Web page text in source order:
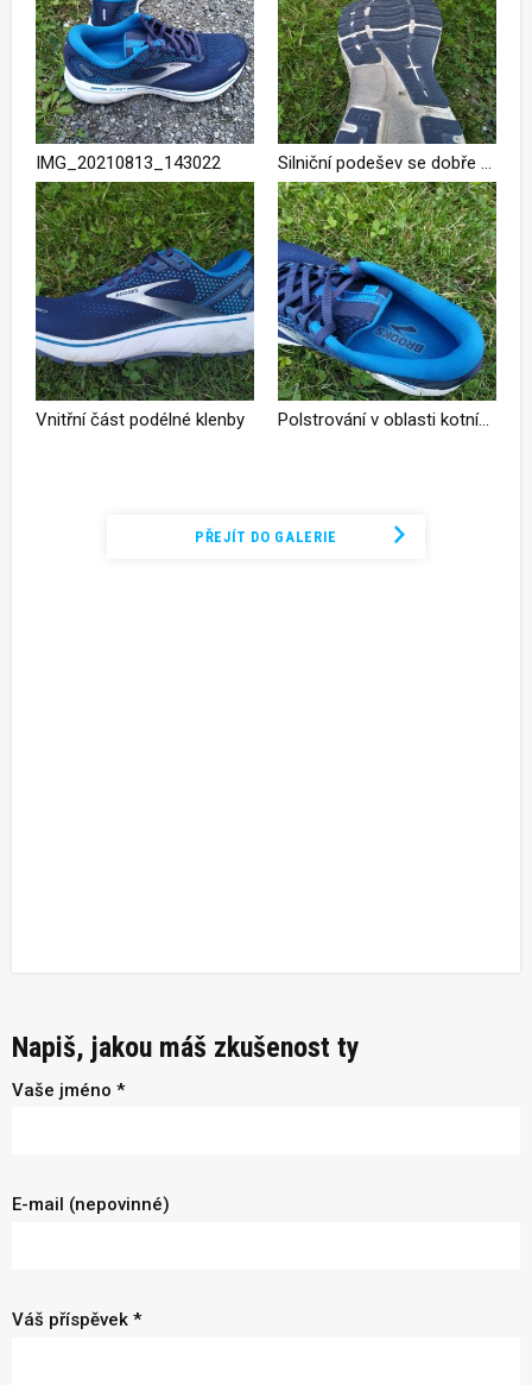
PŘEJÍT DO GALERIE
IMG_20210813_143022
Vnitřní část podélné klenby Polstrování v oblasti kotníku a jazyka
Napiš, jakou máš zkušenost ty
Vaše jméno *
E-mail (nepovinné)
Váš příspěvek *